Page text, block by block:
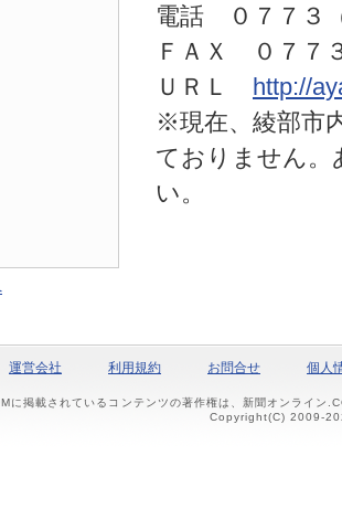
電話 ０７７
ＦＡＸ ０７７
ＵＲＬ http://
※現在、綾部市
ておりません。
い。
運営会社 利用規約 お問合せ 個人
に掲載されているコンテンツの著作権は、新聞オンライン
Copyright(C) 2009-